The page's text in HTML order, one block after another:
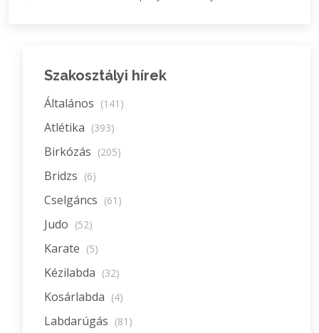
Szakosztályi hírek
Általános (141)
Atlétika (393)
Birkózás (205)
Bridzs (6)
Cselgáncs (61)
Judo (52)
Karate (5)
Kézilabda (32)
Kosárlabda (4)
Labdarúgás (81)